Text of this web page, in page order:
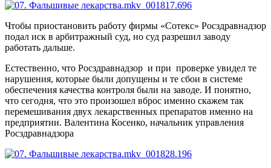
Чтобы приостановить работу фирмы «Сотекс» Росздравнадзор
подал иск в арбитражный суд, но суд разрешил заводу
работать дальше.
Естественно, что Росздравнадзор и при проверке увидел те
нарушения, которые были допущены и те сбои в системе
обеспечения качества контроля были на заводе. И понятно,
что сегодня, что это произошел вброс именно скажем так
перемешивания двух лекарственных препаратов именно на
предприятии. Валентина Косенко, начальник управления
Росздравнадзора